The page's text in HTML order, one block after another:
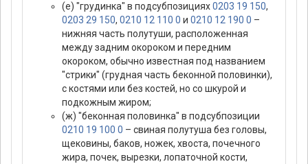
(е) "грудинка" в подсубпозициях0203 19 150,
0203 29 150, 0210 12 110 0 и 0210 12 190 0 –
нижняя часть полутуши, расположенная
между задним окороком и передним
окороком, обычно известная под названием
"стрики" (грудная часть беконной половинки),
с костями или без костей, но со шкурой и
подкожным жиром;
(ж) "беконная половинка" в подсубпозиции
0210 19 100 0 – свиная полутуша без головы,
щековины, баков, ножек, хвоста, почечного
жира, почек, вырезки, лопаточной кости,